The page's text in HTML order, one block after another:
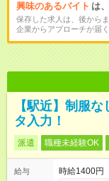
興味のあるバイト は
保存した求人は、後から
企業からアプローチが届く
【駅近】制服
タ入力！
派遣 職種未経験OK
給与
時給1400円